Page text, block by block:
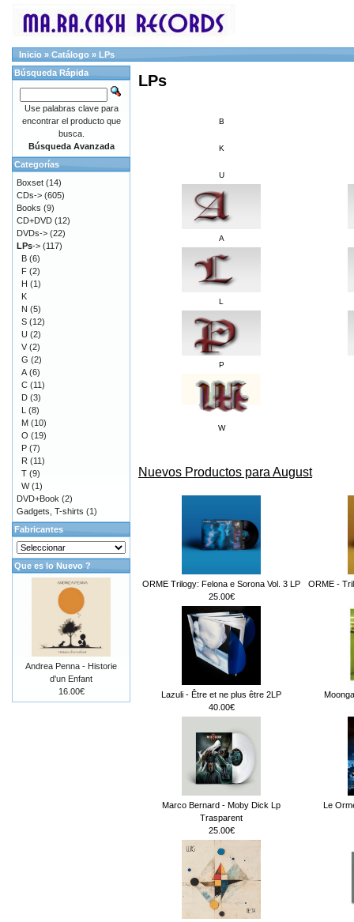
Inicio » Catálogo » LPs
LPs
B
K
U
A
L
P
W
Nuevos Productos para August
ORME Trilogy: Felona e Sorona Vol. 3 LP
25.00€
ORME -
Lazuli - Être et ne plus être 2LP
40.00€
Marco Bernard - Moby Dick Lp
Trasparent
25.00€
Le
Búsqueda Rápida
Use palabras clave para
encontrar el producto que
busca.
Búsqueda Avanzada
Categorías
Boxset (14)
CDs-> (605)
Books (9)
CD+DVD (12)
DVDs-> (22)
LPs-> (117)
B (6)
F (2)
H (1)
K
N (5)
S (12)
U (2)
V (2)
G (2)
A (6)
C (11)
D (3)
L (8)
M (10)
O (19)
P (7)
R (11)
T (9)
W(1)
DVD+Book (2)
Gadgets, T-shirts (1)
Fabricantes
Que es lo Nuevo ?
Andrea Penna - Historie
d'un Enfant
16.00€